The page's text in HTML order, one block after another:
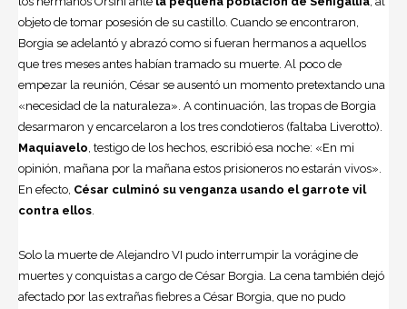
objeto de tomar posesión de su castillo. Cuando se encontraron,
Borgia se adelantó y abrazó como si fueran hermanos a aquellos
que tres meses antes habían tramado su muerte. Al poco de
empezar la reunión, César se ausentó un momento pretextando una
«necesidad de la naturaleza». A continuación, las tropas de Borgia
desarmaron y encarcelaron a los tres condotieros (faltaba Liverotto).
Maquiavelo , testigo de los hechos, escribió esa noche: «En mi
opinión, mañana por la mañana estos prisioneros no estarán vivos».
En efecto, César culminó su venganza usando el garrote vil
contra ellos
Solo la muerte de Alejandro VI pudo interrumpir la vorágine de
muertes y conquistas a cargo de César Borgia. La cena también dejó
afectado por las extrañas fiebres a César Borgia, que no pudo